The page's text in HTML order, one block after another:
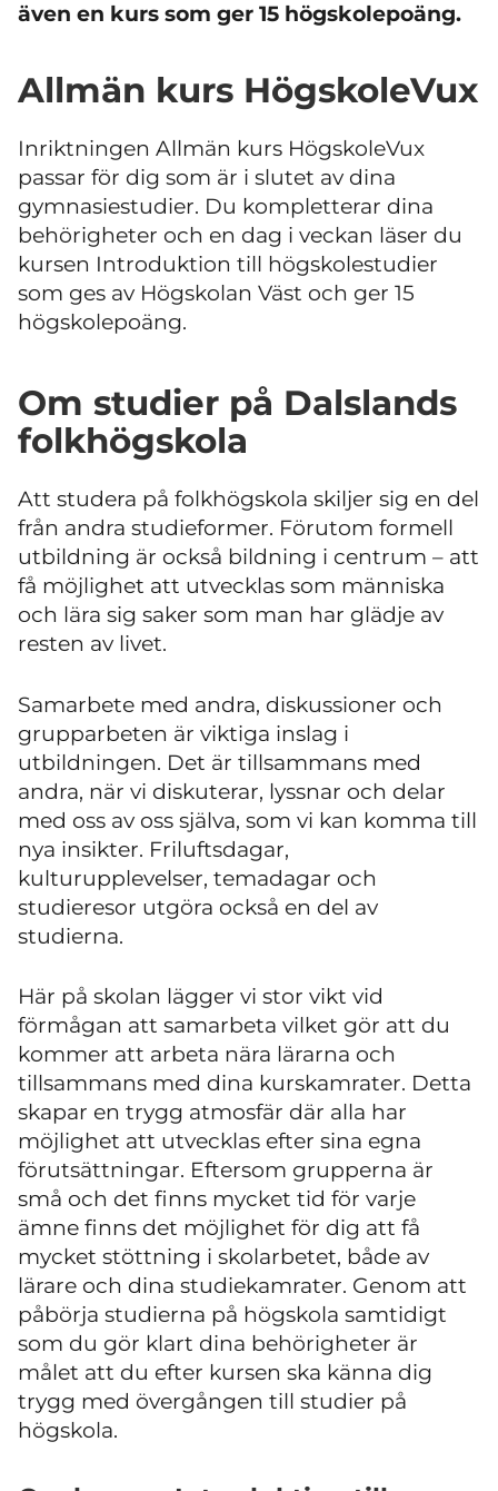
även en kurs som ger 15 högskolepoäng.
Allmän kurs HögskoleVux
Inriktningen Allmän kurs HögskoleVux
passar för dig som är i slutet av dina
gymnasiestudier. Du kompletterar dina
behörigheter och en dag i veckan läser du
kursen Introduktion till högskolestudier
som ges av Högskolan Väst och ger 15
högskolepoäng.
Om studier på Dalslands
folkhögskola
Att studera på folkhögskola skiljer sig en del
från andra studieformer. Förutom formell
utbildning är också bildning i centrum – att
få möjlighet att utvecklas som människa
och lära sig saker som man har glädje av
resten av livet.
Samarbete med andra, diskussioner och
grupparbeten är viktiga inslag i
utbildningen. Det är tillsammans med
andra, när vi diskuterar, lyssnar och delar
med oss av oss själva, som vi kan komma till
nya insikter. Friluftsdagar,
kulturupplevelser, temadagar och
studieresor utgöra också en del av
studierna.
Här på skolan lägger vi stor vikt vid
förmågan att samarbeta vilket gör att du
kommer att arbeta nära lärarna och
tillsammans med dina kurskamrater. Detta
skapar en trygg atmosfär där alla har
möjlighet att utvecklas efter sina egna
förutsättningar. Eftersom grupperna är
små och det finns mycket tid för varje
ämne finns det möjlighet för dig att få
mycket stöttning i skolarbetet, både av
lärare och dina studiekamrater. Genom att
påbörja studierna på högskola samtidigt
som du gör klart dina behörigheter är
målet att du efter kursen ska känna dig
trygg med övergången till studier på
högskola.